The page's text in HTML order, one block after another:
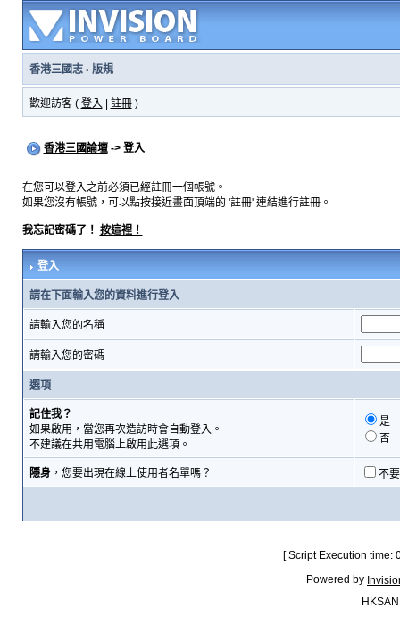
香港三國志· 版規
歡迎訪客 ( 登入 註冊)
香港三國論壇-> 登入
在您可以登入之前必須已經註冊一個帳號。
如果您沒有帳號，可以點按接近畫面頂端的 '註冊' 連結進行註冊。
我忘記密碼了！ 按這裡！
登入
請在下面輸入您的資料進行登入
請輸入您的名稱
請輸入您的密碼
選項
記住我？
如果啟用，當您再次造訪時會自動登入。
不建議在共用電腦上啟用此選項。
是
否
隱身，您要出現在線上使用者名單嗎？ 不
[ Script Execution
Powered by